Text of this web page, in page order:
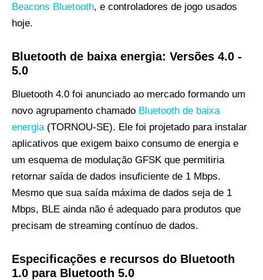
Beacons Bluetooth, e controladores de jogo usados ​​
hoje.
Bluetooth de baixa energia: Versões 4.0 -
5.0
Bluetooth 4.0 foi anunciado ao mercado formando um
novo agrupamento chamado Bluetooth de baixa
energia(TORNOU-SE). Ele foi projetado para instalar
aplicativos que exigem baixo consumo de energia e
um esquema de modulação GFSK que permitiria
retornar saída de dados insuficiente de 1 Mbps.
Mesmo que sua saída máxima de dados seja de 1
Mbps, BLE ainda não é adequado para produtos que
precisam de streaming contínuo de dados.
Especificações e recursos do Bluetooth
1.0 para Bluetooth 5.0